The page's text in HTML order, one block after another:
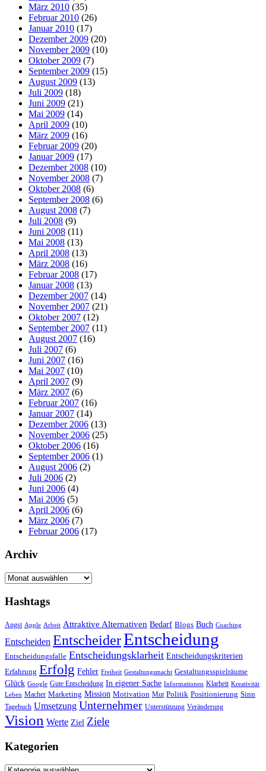
März 2010 (35)
Februar 2010 (26)
Januar 2010 (17)
Dezember 2009 (20)
November 2009 (10)
Oktober 2009 (7)
September 2009 (15)
August 2009 (13)
Juli 2009 (18)
Juni 2009 (21)
Mai 2009 (14)
April 2009 (10)
März 2009 (16)
Februar 2009 (20)
Januar 2009 (17)
Dezember 2008 (10)
November 2008 (7)
Oktober 2008 (6)
September 2008 (6)
August 2008 (7)
Juli 2008 (9)
Juni 2008 (11)
Mai 2008 (13)
April 2008 (13)
März 2008 (16)
Februar 2008 (17)
Januar 2008 (13)
Dezember 2007 (14)
November 2007 (21)
Oktober 2007 (12)
September 2007 (11)
August 2007 (16)
Juli 2007 (6)
Juni 2007 (16)
Mai 2007 (10)
April 2007 (9)
März 2007 (6)
Februar 2007 (16)
Januar 2007 (14)
Dezember 2006 (13)
November 2006 (25)
Oktober 2006 (16)
September 2006 (1)
August 2006 (2)
Juli 2006 (2)
Juni 2006 (4)
Mai 2006 (5)
April 2006 (6)
März 2006 (7)
Februar 2006 (17)
Archiv
Archiv
Hashtags
Angst Apple Arbeit Attraktive Alternativen Bedarf Blogs Buch Coaching
Entscheiden EntscheiderEntscheidung
Entscheidungsfalle Entscheidungsklarheit Entscheidungskriterien
Erfahrung Erfolg Fehler Freiheit Gestaltungsmacht Gestaltungsspielräume
Glück Google Gute Entscheidung In eigener Sache Informationen Klarheit Kreativität
Leben Macher Marketing Mission Motivation Mut Politik Positionierung Sinn
Tagebuch Umsetzung Unternehmer Unterstützung Veränderung
Vision Werte Ziel Ziele
Kategorien
Kategorien